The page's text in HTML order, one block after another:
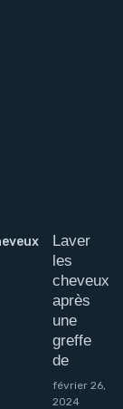
Laver
les
cheveux
après
une
greffe
de
février 26,
2024